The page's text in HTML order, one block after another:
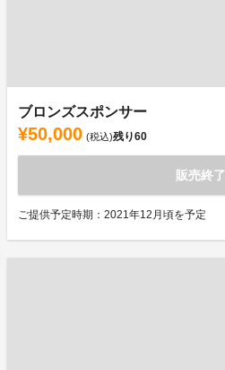
ブロンズスポンサー
¥50,000 (税込)残り60
販売終了
ご提供予定時期：2021年12月頃を予定